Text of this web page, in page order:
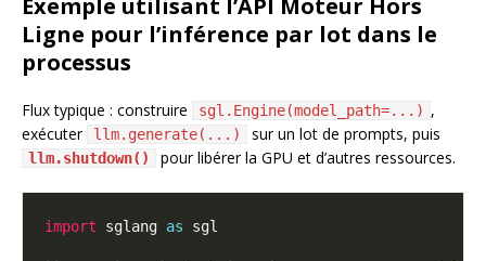
Exemple utilisant l’API Moteur Hors
Ligne pour l’inférence par lot dans le
processus
Flux typique : construire sgl.Engine(model_path=...) ,
exécuter
llm.generate(...) sur un lot de prompts, puis
llm.shutdown() pour libérer la GPU et d’autres ressources.
import sglang as